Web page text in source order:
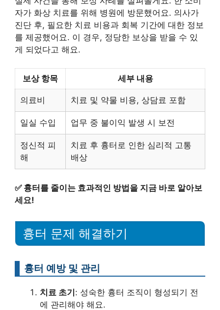
자가 화상 치료를 위해 병원에 방문했어요. 의사가
진단 후, 필요한 치료 비용과 회복 기간에 대한 정보
를 제공했어요. 이 경우, 정당한 보상을 받을 수 있
게 되었다고 해요.
보상 항목 세부 내용
의료비 치료 및 약물 비용, 상담료 포함
일실 수입 업무 중 불이익 발생 시 보전
정신적 피
해
치료 후 흉터로 인한 심리적 고통
배상
✅ 흉터를 줄이는 효과적인 방법을 지금 바로 알아보
세요!
흉터 문제 해결하기
흉터 예방 및 관리
치료 초기: 성숙한 흉터 조직이 형성되기 전
에 관리해야 해요.